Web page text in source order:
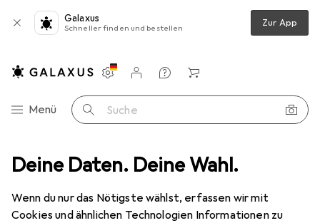
Deine Daten. Deine Wahl.
Wenn du nur das Nötigste wählst, erfassen wir mit
Cookies und ähnlichen Technologien Informationen zu
Galaxus
Schneller finden und bestellen Zur App
Navigation nach Kategorien
Menü Suche
Einstellungen
Kundenkonto
Vergleichslisten
Merklisten
Warenkorb
RC Zubehör RC Auto Zubehör Bridgestone L303